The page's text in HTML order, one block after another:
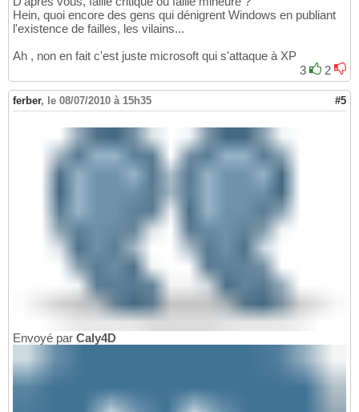
Hein, quoi encore des gens qui dénigrent Windows en publiant
l'existence de failles, les vilains...
Ah , non en fait c'est juste microsoft qui s'attaque à XP
3
2
ferber, le 08/07/2010 à 15h35 #5
Envoyé par Caly4D